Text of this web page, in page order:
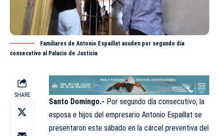
Familiares de Antonio Espaillat acuden por segundo día
consecutivo al Palacio de Justicia
SHARE
Santo Domingo.- Por segundo día consecutivo, la
esposa e hijos del empresario Antonio Espaillat se
presentaron este sábado en la cárcel preventiva del